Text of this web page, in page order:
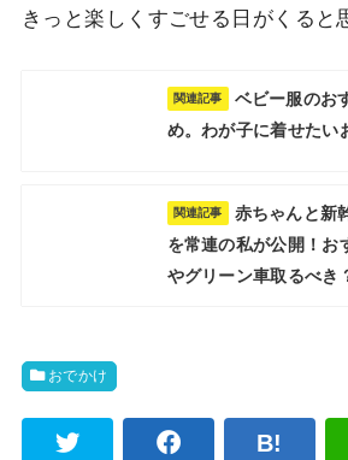
きっと楽しくすごせる日がくると
関連記事
ベビー服のお
め。わが子に着せたい
関連記事
赤ちゃんと新
を常連の私が公開！お
やグリーン車取るべき
おでかけ